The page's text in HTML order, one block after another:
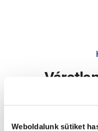
Weboldalunk sütiket